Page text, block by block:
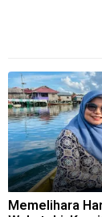
Memelihara